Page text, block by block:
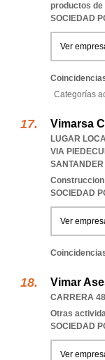
productos
SOCIEDAD
Ver
Categorías
Vimarsa
LUGAR
VIA
SANTANDER
SOCIEDAD
Ver
Vimar
CARRERA
Otras
SOCIEDAD
Ver